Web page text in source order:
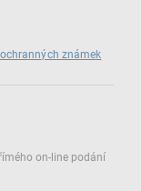
známek
on‑line podání